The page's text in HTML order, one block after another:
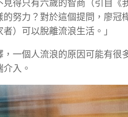
見得只有六歲的智商（引自《
的努力？對於這個提問，廖冠
）可以脫離流浪生活。」
，一個人流浪的原因可能有很
入。